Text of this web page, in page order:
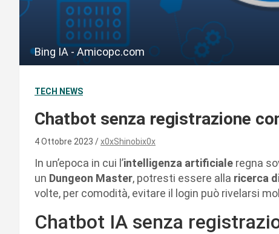
Bing IA - Amicopc.com
TECH NEWS
Chatbot senza registrazione
4 Ottobre 2023 x0xShinobix0x
In un’epoca in cui l’intelligenza artificiale regna
un Dungeon Master, potresti essere alla ricerca
volte, per comodità, evitare il login può rivelarsi
Chatbot IA senza